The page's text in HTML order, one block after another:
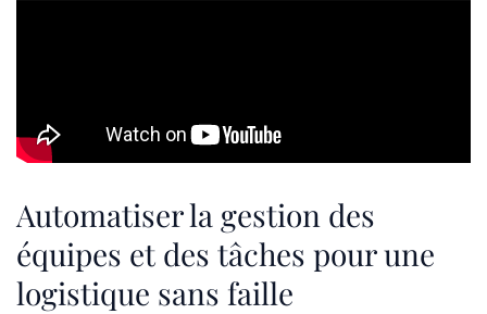
Automatiser la gestion des
équipes et des tâches pour une
logistique sans faille